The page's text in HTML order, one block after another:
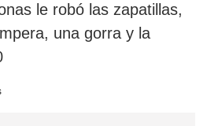
le robó las zapatillas,
una gorra y la